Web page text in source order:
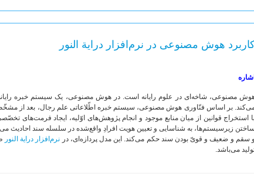
هوش مصنوعی در نرم‌افزار درایة النور
اشاره
مصنوعی، شاخه‌ای در علوم رایانه است. در هوش مصنوعی، یک سیستم خبره
بر اساس فنّاوری هوش مصنوعی، سیستم خبره اطّلاعاتی علم رجال، بعد از
استخراج قوانین از میان منابع موجود و انجام پژوهش‌های اوّلیه، ایجاد فرمت‌های
ساختن زیرسیستم‌ها، به شناسایی و تعیین هویت افرادِ واقع‌شده در سلسله سند احادیث
و سقم و ضعیف و قویّ بودن سند حکم می‌کند. این مدل پردازه‌ای، در نرم‌افزار درایة النور
می‌باشد.